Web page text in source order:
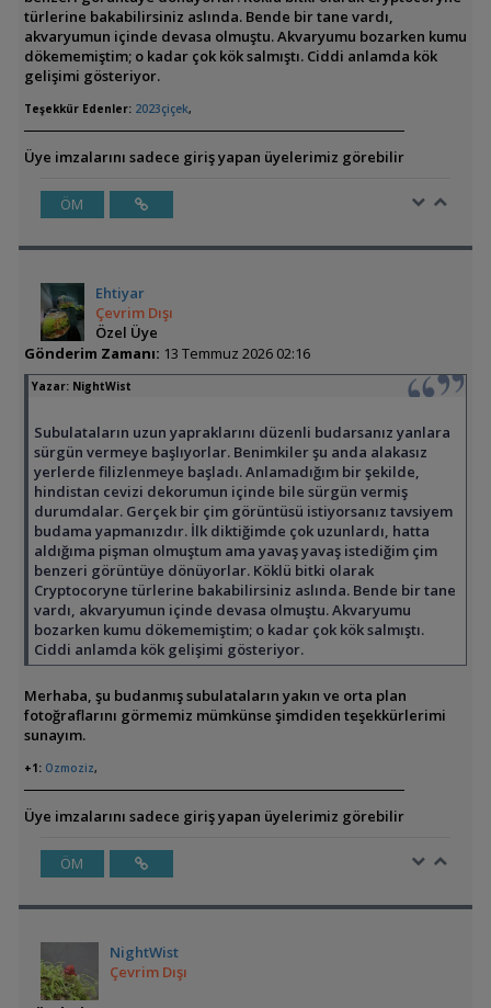
türlerine bakabilirsiniz aslında. Bende bir tane vardı,
akvaryumun içinde devasa olmuştu. Akvaryumu bozarken kumu
dökememiştim; o kadar çok kök salmıştı. Ciddi anlamda kök
gelişimi gösteriyor.
Teşekkür Edenler: 2023çiçek,
Üye imzalarını sadece giriş yapan üyelerimiz görebilir
ÖM
Ehtiyar
Çevrim Dışı
Özel Üye
Gönderim Zamanı: 13 Temmuz 2026 02:16
Yazar: NightWist
Subulataların uzun yapraklarını düzenli budarsanız yanlara
sürgün vermeye başlıyorlar. Benimkiler şu anda alakasız
yerlerde filizlenmeye başladı. Anlamadığım bir şekilde,
hindistan cevizi dekorumun içinde bile sürgün vermiş
durumdalar. Gerçek bir çim görüntüsü istiyorsanız tavsiyem
budama yapmanızdır. İlk diktiğimde çok uzunlardı, hatta
aldığıma pişman olmuştum ama yavaş yavaş istediğim çim
benzeri görüntüye dönüyorlar. Köklü bitki olarak
Cryptocoryne türlerine bakabilirsiniz aslında. Bende bir tane
vardı, akvaryumun içinde devasa olmuştu. Akvaryumu
bozarken kumu dökememiştim; o kadar çok kök salmıştı.
Ciddi anlamda kök gelişimi gösteriyor.
Merhaba, şu budanmış subulataların yakın ve orta plan
fotoğraflarını görmemiz mümkünse şimdiden teşekkürlerimi
sunayım.
+1: Ozmoziz,
Üye imzalarını sadece giriş yapan üyelerimiz görebilir
ÖM
NightWist
Çevrim Dışı